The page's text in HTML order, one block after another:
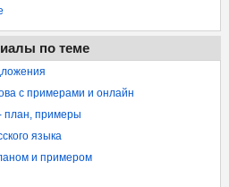
по теме
с примерами и онлайн
план, примеры
языка
и примером